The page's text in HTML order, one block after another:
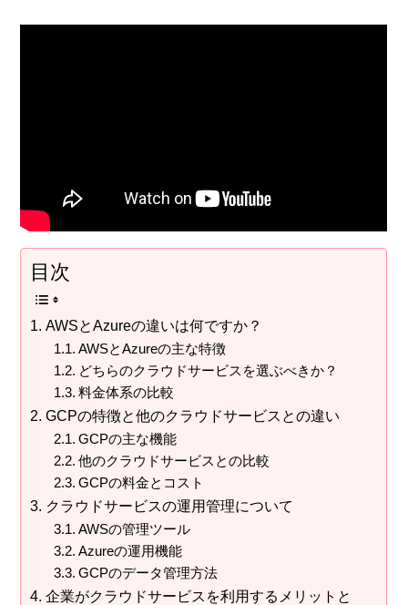
目次
AWSとAzureの違いは何ですか？
AWSとAzureの主な特徴
どちらのクラウドサービスを選ぶべきか？
料金体系の比較
GCPの特徴と他のクラウドサービスとの違い
GCPの主な機能
他のクラウドサービスとの比較
GCPの料金とコスト
クラウドサービスの運用管理について
AWSの管理ツール
Azureの運用機能
GCPのデータ管理方法
企業がクラウドサービスを利用するメリットと